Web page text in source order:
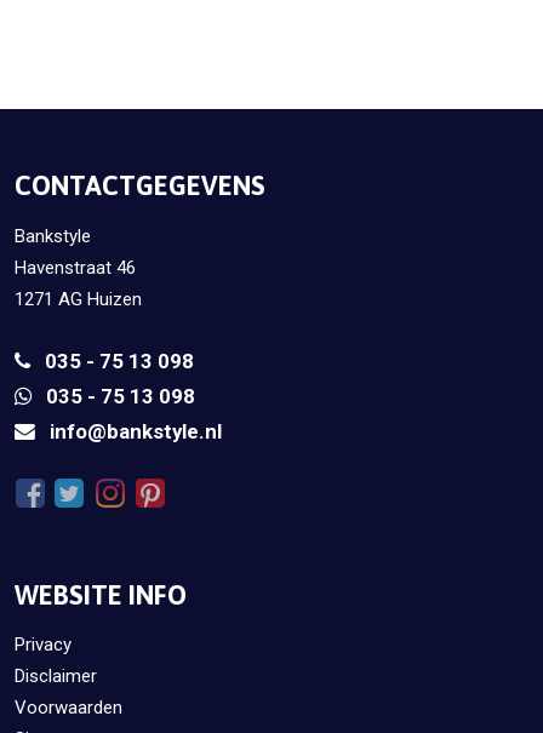
CONTACTGEGEVENS
Bankstyle
Havenstraat 46
1271 AG Huizen
035 - 75 13 098
035 - 75 13 098
info@bankstyle.nl
WEBSITE INFO
Privacy
Disclaimer
Voorwaarden